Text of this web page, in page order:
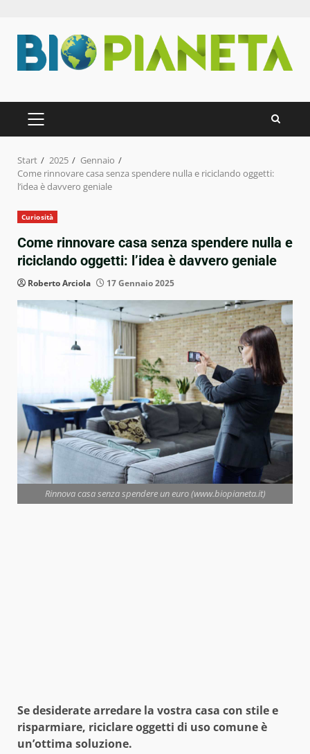
Inhalt
springen
PRIMÄRES
MENÜ
Start 2025
Gennaio
Come rinnovare casa senza spendere nulla e riciclando oggetti:
l’idea è davvero geniale
Curiosità
Come rinnovare casa senza spendere nulla e
riciclando oggetti: l’idea è davvero geniale
Roberto Arciola 17 Gennaio 2025
Rinnova casa senza spendere un euro (www.biopianeta.it)
Se desiderate arredare la vostra casa con stile e
risparmiare, riciclare oggetti di uso comune è
un’ottima soluzione.